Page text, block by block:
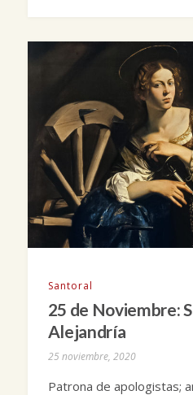
Santoral
25 de Noviembre:
Alejandría
25 noviembre, 2020
Patrona de apologistas;